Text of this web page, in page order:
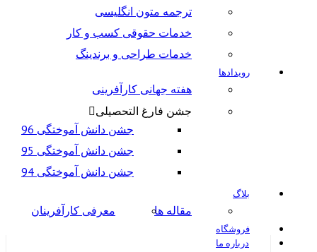
ترجمه متون انگلیسی
خدمات حقوقی کسب و کار
خدمات طراحی و برندینگ
رویدادها
هفته جهانی کارآفرینی
جشن فارغ التحصیلی
جشن دانش آموختگی 96
جشن دانش آموختگی 95
جشن دانش آموختگی 94
بلاگ
مقاله ها معرفی کارآفرینان
فروشگاه
درباره ما